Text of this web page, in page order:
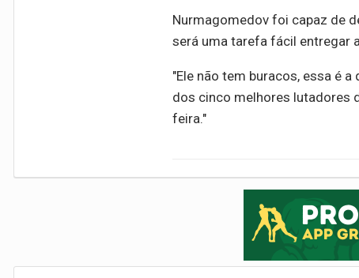
Nurmagomedov foi capaz de
será uma tarefa fácil entregar
"Ele não tem buracos, essa é
dos cinco melhores lutadores
feira."